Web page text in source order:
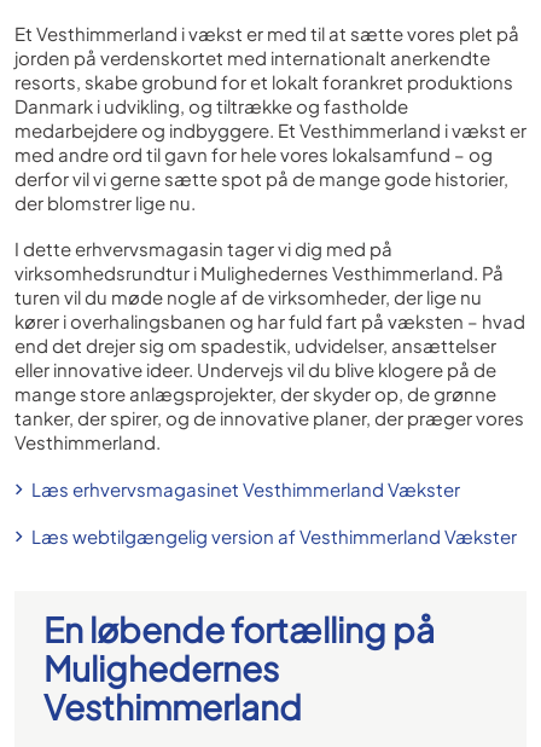
Et Vesthimmerland i vækst er med til at sætte vores plet på
jorden på verdenskortet med internationalt anerkendte
resorts, skabe grobund for et lokalt forankret produktions
Danmark i udvikling, og tiltrække og fastholde
medarbejdere og indbyggere. Et Vesthimmerland i vækst er
med andre ord til gavn for hele vores lokalsamfund – og
derfor vil vi gerne sætte spot på de mange gode historier,
der blomstrer lige nu.
I dette erhvervsmagasin tager vi dig med på
virksomhedsrundtur i Mulighedernes Vesthimmerland. På
turen vil du møde nogle af de virksomheder, der lige nu
kører i overhalingsbanen og har fuld fart på væksten – hvad
end det drejer sig om spadestik, udvidelser, ansættelser
eller innovative ideer. Undervejs vil du blive klogere på de
mange store anlægsprojekter, der skyder op, de grønne
tanker, der spirer, og de innovative planer, der præger vores
Vesthimmerland.
Læs erhvervsmagasinet Vesthimmerland Vækster
Læs webtilgængelig version af Vesthimmerland Vækster
En løbende fortælling på
Mulighedernes
Vesthimmerland